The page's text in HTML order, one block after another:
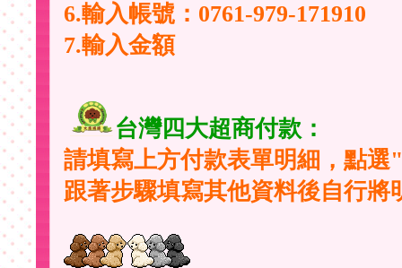
6.輸入帳號： 0761-979-171910
7.輸入金額
台灣四大超商付款：
請填寫上方付款表單明細，點
跟著步驟填寫其他資料後自行